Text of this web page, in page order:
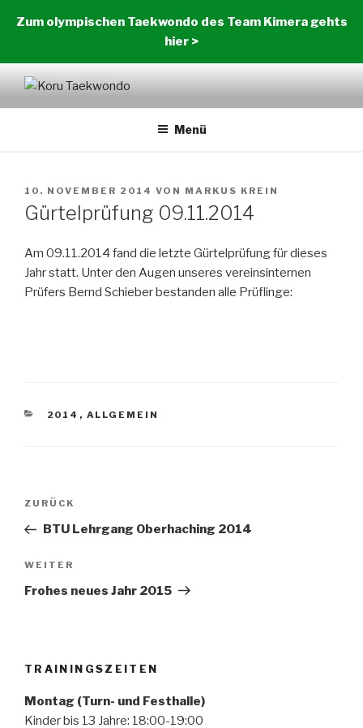
InhaltZum olympischen Taekwondo des Team Kimera gehts
hier >
KORU TAEKWONDO
Menü
VERÖFFENTLICHT
AM
10. NOVEMBER 2014 VON MARKUS KREIN
Gürtelprüfung 09.11.2014
Am 09.11.2014 fand die letzte Gürtelprüfung für dieses
Jahr statt. Unter den Augen unseres vereinsinternen
Prüfers Bernd Schieber bestanden alle Prüflinge:
KATEGORIEN
2014 , ALLGEMEIN
Beitragsnavigation
Vorheriger
Beitrag
ZURÜCK
BTU Lehrgang Oberhaching 2014
Nächster
Beitrag
WEITER
Frohes neues Jahr 2015
TRAININGSZEITEN
Montag (Turn- und Festhalle)
Kinder bis 13 Jahre: 18:00-19:00